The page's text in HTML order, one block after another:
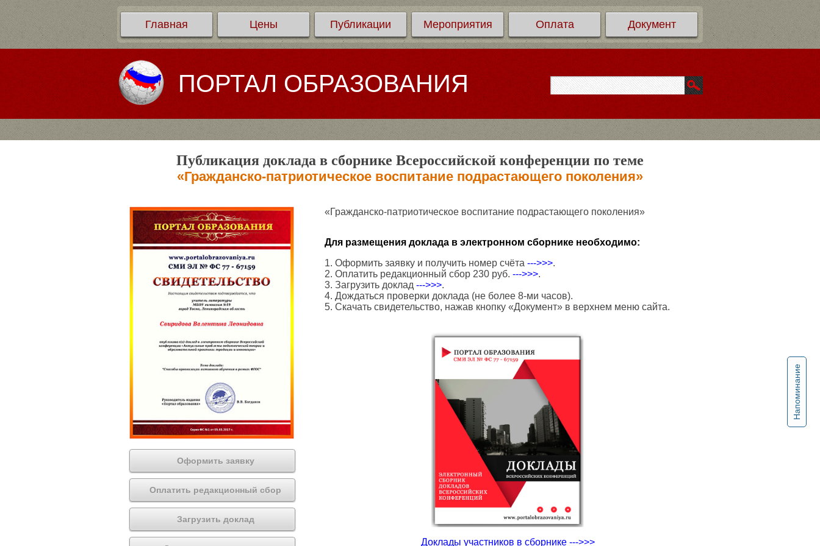
Главная Цены Публикации Мероприятия Оплата Документ
ПОРТАЛ ОБРАЗОВАНИЯ
Напоминание
Публикация доклада в сборнике Всероссийской конференции по теме
«Гражданско-патриотическое воспитание подрастающего поколения»
Оформить заявку
Оплатить редакционный сбор
Загрузить доклад
«Гражданско-патриотическое воспитание подрастающего поколения»
Для размещения доклада в электронном сборнике необходимо:
1. Оформить заявку и получить номер счёта --->>>.
2. Оплатить редакционный сбор 230 руб. --->>>.
3. Загрузить доклад --->>>.
4. Дождаться проверки доклада (не более 8-ми часов).
5. Скачать свидетельство, нажав кнопку «Документ» в верхнем меню сайта.
Доклады участников в сборнике --->>>